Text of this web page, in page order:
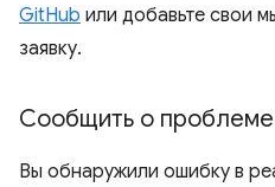
GitHub или добавьте свои
заявку.
Сообщить о
Вы обнаружили ошибку в